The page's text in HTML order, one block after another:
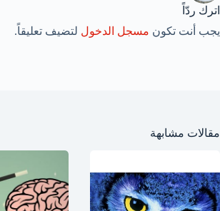
اترك ردّاً
يجب أنت تكون مسجل الدخول لتضيف تعليقاً.
مقالات مشابهة